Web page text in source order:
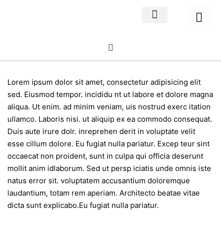
Lorem ipsum dolor sit amet, consectetur adipisicing elit
sed. Eiusmod tempor. incididu nt ut labore et dolore magna
aliqua. Ut enim. ad minim veniam, uis nostrud exerc itation
ullamco. Laboris nisi. ut aliquip ex ea commodo consequat.
Duis aute irure dolr. inreprehen derit in voluptate velit
esse cillum dolore. Eu fugiat nulla pariatur. Excep teur sint
occaecat non proident, sunt in culpa qui officia deserunt
mollit anim idlaborum. Sed ut persp iciatis unde omnis iste
natus error sit. voluptatem accusantium doloremque
laudantium, totam rem aperiam. Architecto beatae vitae
dicta sunt explicabo.Eu fugiat nulla pariatur.